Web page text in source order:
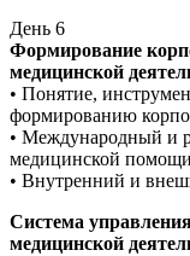
День 6
Формирование
медицинской
• Понятие,
формированию
• Международный и
медицинской помощи
• Внутренний и
Система
медицинской